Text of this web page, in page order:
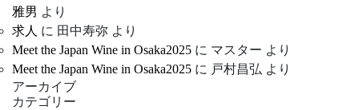
雅男 より
求人 に 田中寿弥 より
Meet the Japan Wine in Osaka2025 に マスター より
Meet the Japan Wine in Osaka2025 に 戸村昌弘 より
アーカイブ
カテゴリー